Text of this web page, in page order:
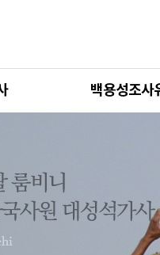
백용성조사